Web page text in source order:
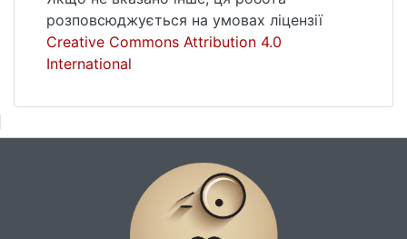
розповсюджується на умовах ліцензії
Creative Commons Attribution 4.0
International